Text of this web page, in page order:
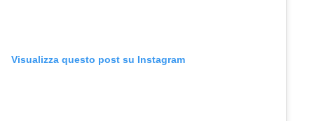
Visualizza questo post su Instagram